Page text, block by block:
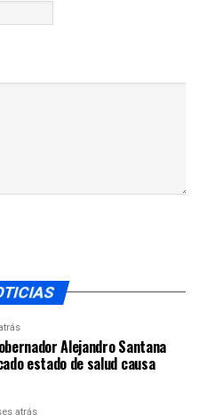
Alejandro Santana
estado de salud causa
atrás